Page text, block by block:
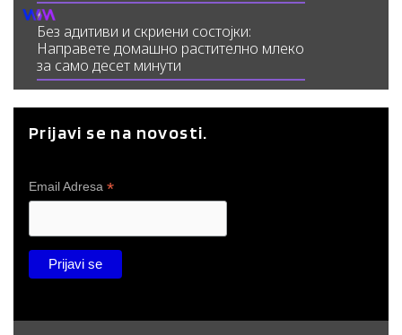
Без адитиви и скриени состојки:
Направете домашно растително млеко
за само десет минути
Prijavi se na novosti.
Email Adresa *